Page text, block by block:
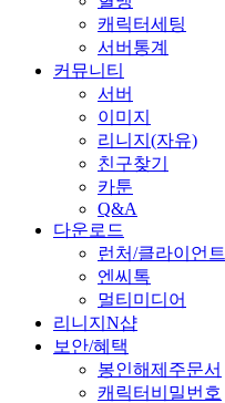
캐릭터세팅
서버통계
커뮤니티
서버
이미지
리니지(자유)
친구찾기
카툰
Q&A
다운로드
런처/클라이언트
엔씨톡
멀티미디어
리니지N샵
보안/혜택
봉인해제주문서
캐릭터비밀번호